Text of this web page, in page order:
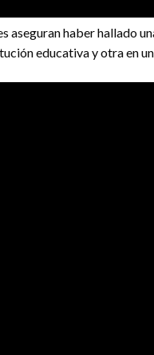
aseguran haber hallado
educativa y otra en